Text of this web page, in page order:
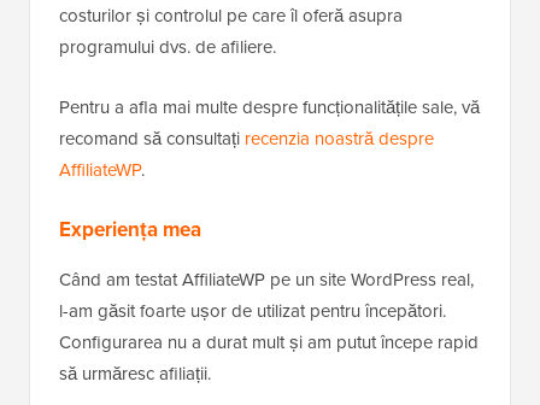
costurilor și controlul pe care îl oferă asupra
programului dvs. de afiliere.
Pentru a afla mai multe despre funcționalitățile sale, vă
recomand să consultați recenzia noastră despre
AffiliateWP.
Experiența mea
Când am testat AffiliateWP pe un site WordPress real,
l-am găsit foarte ușor de utilizat pentru începători.
Configurarea nu a durat mult și am putut începe rapid
să urmăresc afiliații.